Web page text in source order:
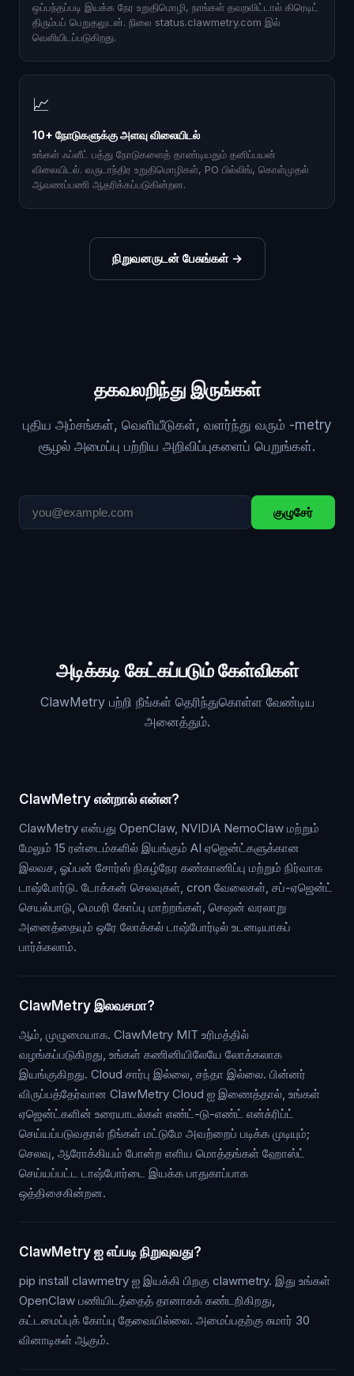
ஒப்பந்தப்படி இயக்க நேர உறுதிமொழி, நாங்கள் தவறவிட்டால் கிரெடிட்
திரும்பப் பெறுதலுடன். நிலை status.clawmetry.com இல்
வெளியிடப்படுகிறது.
📈
10+ நோடுகளுக்கு அளவு விலையிடல்
உங்கள் ஃப்ளீட் பத்து நோடுகளைத் தாண்டியதும் தனிப்பயன்
விலையிடல். வருடாந்திர உறுதிமொழிகள், PO பில்லிங், கொள்முதல்
ஆவணப்பணி ஆதரிக்கப்படுகின்றன.
நிறுவனருடன் பேசுங்கள்→
தகவலறிந்து இருங்கள்
புதிய அம்சங்கள், வெளியீடுகள், வளர்ந்து வரும் -metry
சூழல் அமைப்பு பற்றிய அறிவிப்புகளைப் பெறுங்கள்.
குழுசேர்
அடிக்கடி கேட்கப்படும் கேள்விகள்
ClawMetry பற்றி நீங்கள் தெரிந்துகொள்ள வேண்டிய
அனைத்தும்.
ClawMetry என்றால் என்ன?
ClawMetry என்பது OpenClaw, NVIDIA NemoClaw மற்றும்
மேலும் 15 ரன்டைம்களில் இயங்கும் AI ஏஜென்ட்களுக்கான
இலவச, ஓப்பன் சோர்ஸ் நிகழ்நேர கண்காணிப்பு மற்றும் நிர்வாக
டாஷ்போர்டு. டோக்கன் செலவுகள், cron வேலைகள், சப்-ஏஜென்ட்
செயல்பாடு, மெமரி கோப்பு மாற்றங்கள், செஷன் வரலாறு
அனைத்தையும் ஒரே லோக்கல் டாஷ்போர்டில் உடனடியாகப்
பார்க்கலாம்.
ClawMetry இலவசமா?
ஆம், முழுமையாக. ClawMetry MIT உரிமத்தில்
வழங்கப்படுகிறது, உங்கள் கணினியிலேயே லோக்கலாக
இயங்குகிறது. Cloud சார்பு இல்லை, சந்தா இல்லை. பின்னர்
விருப்பத்தேர்வான ClawMetry Cloud ஐ இணைத்தால், உங்கள்
ஏஜென்ட்களின் உரையாடல்கள் எண்ட்-டு-எண்ட் என்க்ரிப்ட்
செய்யப்படுவதால் நீங்கள் மட்டுமே அவற்றைப் படிக்க முடியும்;
செலவு, ஆரோக்கியம் போன்ற எளிய மொத்தங்கள் ஹோஸ்ட்
செய்யப்பட்ட டாஷ்போர்டை இயக்க பாதுகாப்பாக
ஒத்திசைகின்றன.
ClawMetry ஐ எப்படி நிறுவுவது?
pip install clawmetry ஐ இயக்கி பிறகு clawmetry. இது உங்கள்
OpenClaw பணியிடத்தைத் தானாகக் கண்டறிகிறது,
கட்டமைப்புக் கோப்பு தேவையில்லை. அமைப்பதற்கு சுமார் 30
வினாடிகள் ஆகும்.